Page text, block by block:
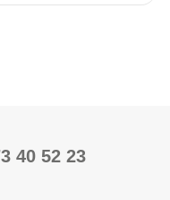
40 52 23